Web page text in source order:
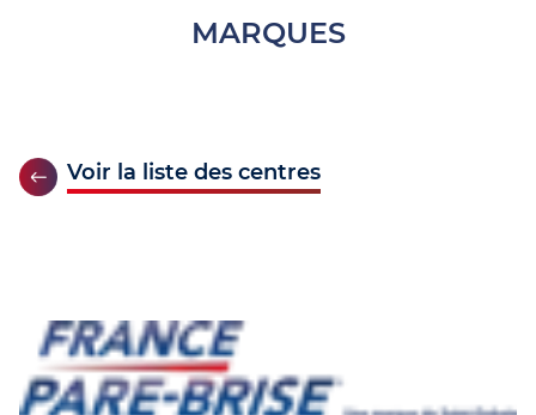
MARQUES
Voir la liste des centres